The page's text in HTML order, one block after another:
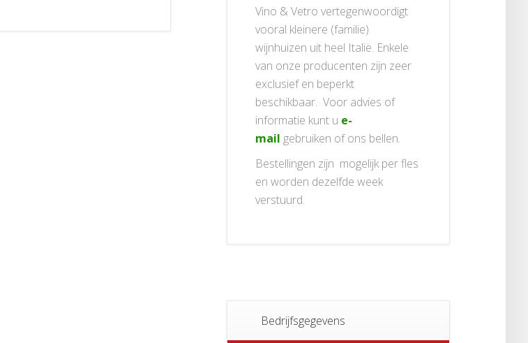
Vino & Vetro vertegenwoordigt
vooral kleinere (familie)
wijnhuizen uit heel Italië. Enkele
van onze producenten zijn zeer
exclusief en beperkt
beschikbaar. Voor advies of
informatie kunt u e-
mail gebruiken of ons bellen.
Bestellingen zijn mogelijk per fles
en worden dezelfde week
verstuurd.
Bedrijfsgegevens